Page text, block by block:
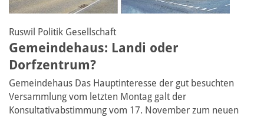
Ruswil Politik Gesellschaft
Gemeindehaus: Landi oder
Dorfzentrum?
Gemeindehaus Das Hauptinteresse der gut besuchten
Versammlung vom letzten Montag galt der
Konsultativabstimmung vom 17. November zum neuen